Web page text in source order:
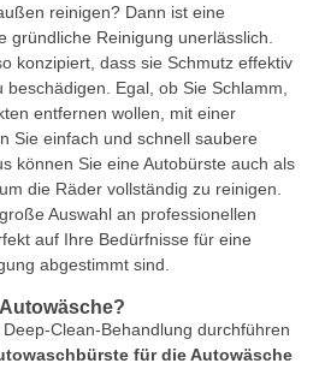
reinigen? Dann ist eine
gründliche Reinigung unerlässlich.
konzipiert, dass sie Schmutz effektiv
Egal, ob Sie Schlamm,
entfernen wollen, mit einer
Sie einfach und schnell saubere
können Sie eine Autobürste auch als
die Räder vollständig zu reinigen.
Auswahl an professionellen
auf Ihre Bedürfnisse für eine
abgestimmt sind.
Clean-Behandlung durchführen
für die Autowäsche